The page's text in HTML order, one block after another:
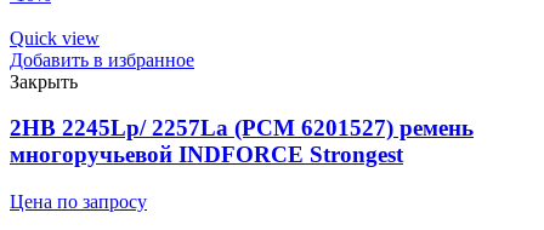
INDFORCE
quantity
Quick view
Добавить в избранное
Закрыть
2HB 2245Lp/ 2257La (PCM 6201527) ремень
многоручьевой INDFORCE Strongest
Цена по запросу